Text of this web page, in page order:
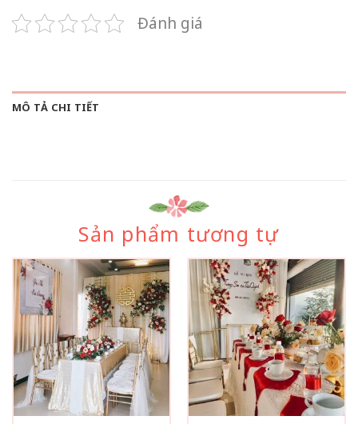
Đánh giá
MÔ TẢ CHI TIẾT
Sản phẩm tương tự